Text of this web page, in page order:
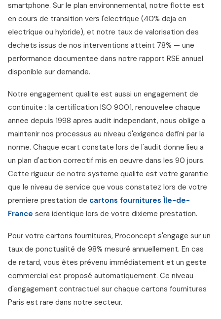
smartphone. Sur le plan environnemental, notre flotte est
en cours de transition vers l'electrique (40% deja en
electrique ou hybride), et notre taux de valorisation des
dechets issus de nos interventions atteint 78% — une
performance documentee dans notre rapport RSE annuel
disponible sur demande.
Notre engagement qualite est aussi un engagement de
continuite : la certification ISO 9001, renouvelee chaque
annee depuis 1998 apres audit independant, nous oblige a
maintenir nos processus au niveau d'exigence defini par la
norme. Chaque ecart constate lors de l'audit donne lieu a
un plan d'action correctif mis en oeuvre dans les 90 jours.
Cette rigueur de notre systeme qualite est votre garantie
que le niveau de service que vous constatez lors de votre
premiere prestation de cartons fournitures Île-de-
France sera identique lors de votre dixieme prestation.
Pour votre cartons fournitures, Proconcept s'engage sur un
taux de ponctualité de 98% mesuré annuellement. En cas
de retard, vous êtes prévenu immédiatement et un geste
commercial est proposé automatiquement. Ce niveau
d'engagement contractuel sur chaque cartons fournitures
Paris est rare dans notre secteur.